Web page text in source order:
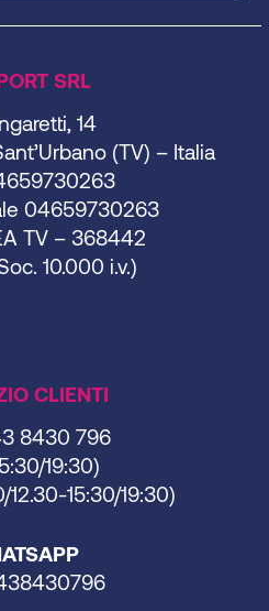
SRL
14
(TV) – Italia
04659730263
TV – 368442
10.000 i.v.)
CLIENTI
8430 796
19:30)
15:30/19:30)